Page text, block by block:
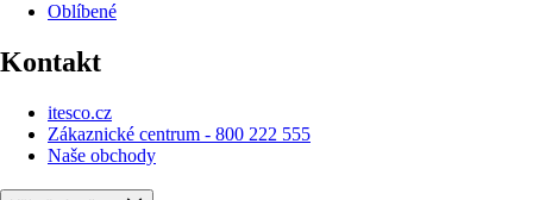
Oblíbené
Kontakt
itesco.cz
Zákaznické centrum - 800 222 555
Naše obchody